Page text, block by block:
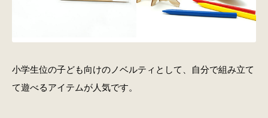
小学生位の子ども向けのノベルティとして、自分で組み立て
て遊べるアイテムが人気です。